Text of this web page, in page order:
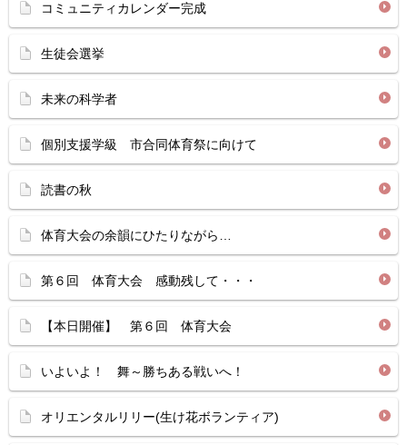
コミュニティカレンダー完成
生徒会選挙
未来の科学者
個別支援学級 市合同体育祭に向けて
読書の秋
体育大会の余韻にひたりながら…
第６回 体育大会 感動残して・・・
【本日開催】 第６回 体育大会
いよいよ！ 舞～勝ちある戦いへ！
オリエンタルリリー(生け花ボランティア)